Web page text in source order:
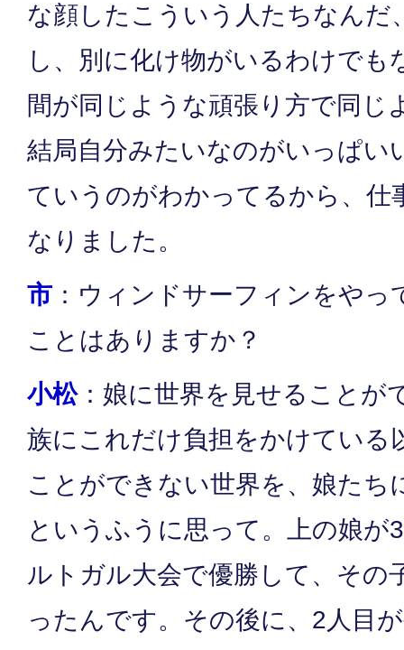
な顔したこういう人たちなんだ
し、別に化け物がいるわけでも
間が同じような頑張り方で同じ
結局自分みたいなのがいっぱい
ていうのがわかってるから、仕
なりました。
市 ：ウィンドサーフィンをや
ことはありますか？
小松：娘に世界を見せることが
族にこれだけ負担をかけている
ことができない世界を、娘たち
というふうに思って。上の娘が
ルトガル大会で優勝して、その
ったんです。その後に、2人目